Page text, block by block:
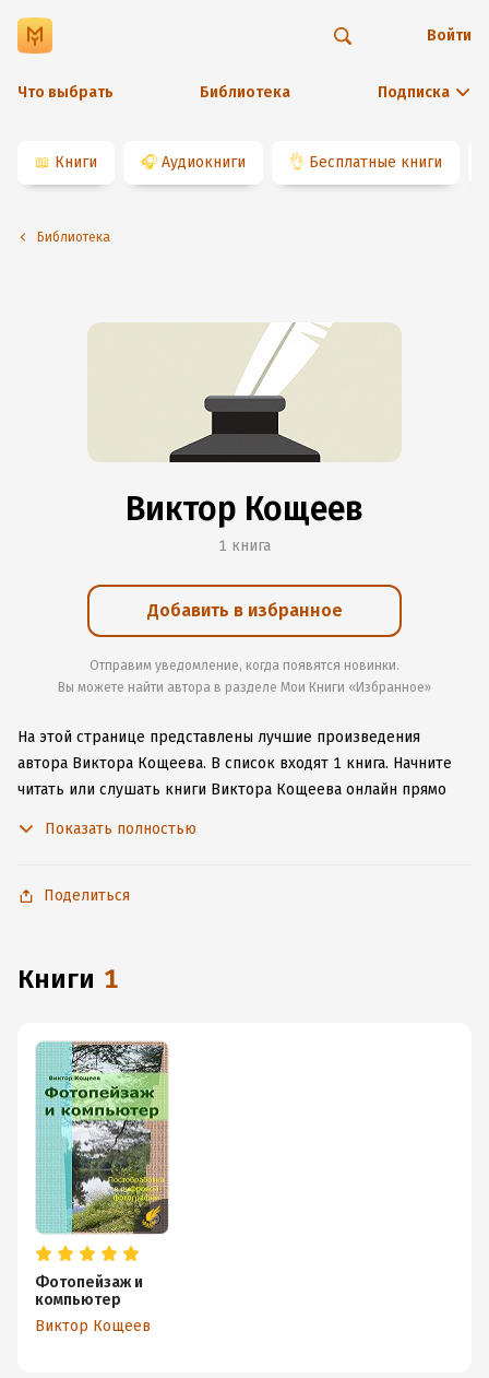
Что выбрать Библиотека Подписка
Войти
📖 Книги 🎧 Аудиокниги 👌 Бесплатные книги
Библиотека
Виктор Кощеев
1 книга
Добавить в избранное
Отправим уведомление, когда появятся новинки.
Вы можете найти автора в разделе Мои Книги «Избранное»
На этой странице представлены лучшие произведения
автора Виктора Кощеева. В список входят 1 книга. Начните
читать или слушать книги Виктора Кощеева онлайн прямо
Показать полностью
Поделиться
книги 1
Фотопейзаж и
компьютер
Виктор Кощеев